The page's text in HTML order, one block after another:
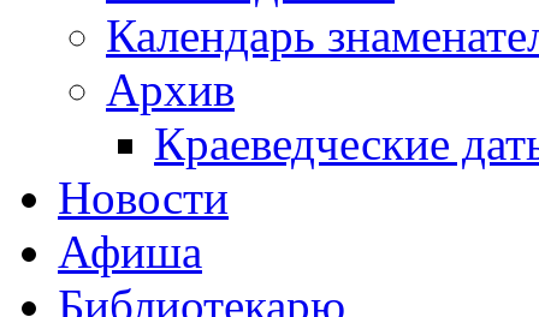
Календарь
Архив
Краеведческие
Новости
Афиша
Библиотекарю